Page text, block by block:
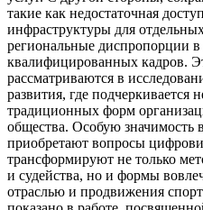
такие как недостаточная
инфраструктуры для
региональные диспропорции
квалифицированных кадров.
рассматриваются в
развития, где подчеркивается
традиционных форм
общества. Особую значимость
приобретают вопросы
трансформируют не только
и судейства, но и формы
отраслью и продвижения